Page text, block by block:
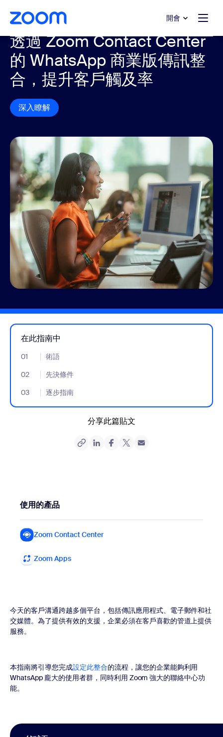
至主要內容
至協助聊天 開會
透過 Zoom Contact Center
的 WhatsApp 商業版傳訊整
合，提升客戶觸及率
深入瞭解
在此指南中
01 術語
- Jumplink to 術語
02
先決條件
- Jumplink to 先決條件
03
逐步指南
- Jumplink to 逐步指南
分享此篇貼文
使用的產品
Zoom Contact Center
Zoom Apps
今天的客戶溝通跨越多個平台，包括傳訊應用程式、電子郵件和社
交媒體。為了提供有效的支援，企業必須在客戶喜歡的管道上提供
服務。
本指南將引導您完成設定此整合的流程，讓您的企業能夠利用
WhatsApp 龐大的使用者群，同時利用 Zoom 強大的聯絡中心功
能。